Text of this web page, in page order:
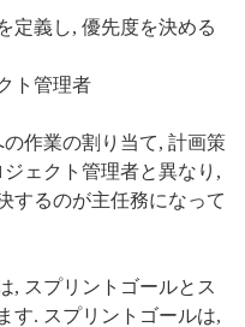
定義し, 優先度を決める
ト管理者
作業の割り当て, 計画策
ェクト管理者と異なり,
するのが主任務になって
, スプリントゴールとス
す. スプリントゴールは,